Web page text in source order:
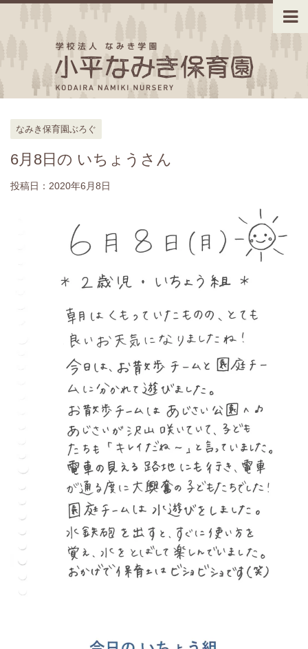
なみき保育園ぶろぐ
6月8日の いちょうさん
投稿日： 2020年6月8日